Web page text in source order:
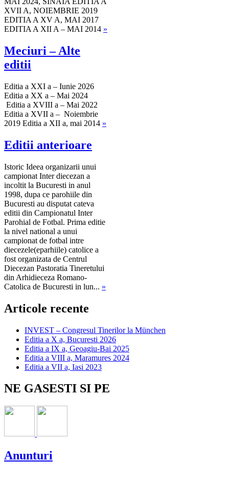
XVII A, NOIEMBRIE 2019
EDITIA A XV A, MAI 2017
EDITIA A XII A – MAI 2014 »
Meciuri – Alte
editii
Editia a XXI a – Iunie 2026
Editia a XX a – Mai 2024
Editia a XVIII a – Mai 2022
Editia a XVII a – Noiembrie
2019 Editia a XII a, mai 2014 »
Editii anterioare
Istoric Ideea organizarii unui
campionat Inter diecezan a
incoltit la Bucuresti in anul
1998, dupa ce parohiile din
Bucuresti au disputat cateva
editii din Campionatul Inter
Parohial de Fotbal. Prima editie
la nivel national a unui
campionat de fotbal intre
diecezele(eparhiile) catolice a
fost organizata de Centrul
Diecezan Pastoratia Tineretului
din Arhidieceza Romano-
Catolica de Bucuresti in lun... »
Articole recente
INVEST – Congresul Tinerilor la München
Editia a X a, Bucuresti 2026
Editia a IX a, Geoagiu-Bai 2025
Editia a VIII a, Maramures 2024
Editia a VII a, Iasi 2023
NE GASESTI SI PE
Anunturi